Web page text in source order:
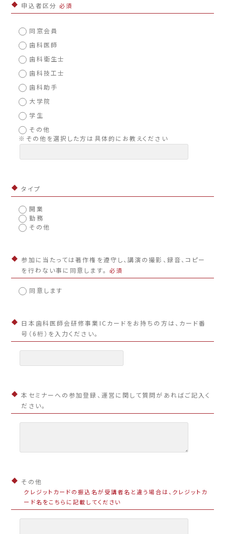
申込者区分 必須
同窓会員
歯科医師
歯科衛生士
歯科技工士
歯科助手
大学院
学生
その他
※その他を選択した方は具体的にお教えください
タイプ
開業
勤務
その他
参加に当たっては著作権を遵守し、講演の撮影、録音、コピー
を行わない事に同意します。 必須
同意します
日本歯科医師会研修事業ICカードをお持ちの方は、カード番
号（6桁）を入力ください。
本セミナーへの参加登録、運営に関して質問があればご記入く
ださい。
その他
クレジットカードの振込名が受講者名と違う場合は、クレジットカ
ード名をこちらに記載してください